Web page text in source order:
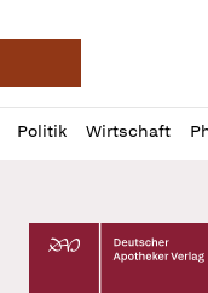
Deutsche
Politik Wirtschaft
Profil
öffnen
Daz
Pur
Deutscher